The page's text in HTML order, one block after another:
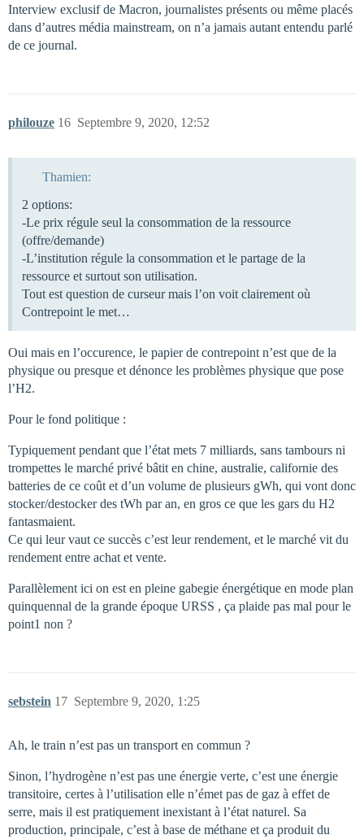
Interview exclusif de Macron, journalistes présents ou même placés
dans d’autres média mainstream, on n’a jamais autant entendu parlé
de ce journal.
philouze Septembre 9, 2020, 12:52
16
Thamien:
2 options:
-Le prix régule seul la consommation de la ressource
(offre/demande)
-L’institution régule la consommation et le partage de la
ressource et surtout son utilisation.
Tout est question de curseur mais l’on voit clairement où
Contrepoint le met…
Oui mais en l’occurence, le papier de contrepoint n’est que de la
physique ou presque et dénonce les problèmes physique que pose
l’H2.
Pour le fond politique :
Typiquement pendant que l’état mets 7 milliards, sans tambours ni
trompettes le marché privé bâtit en chine, australie, californie des
batteries de ce coût et d’un volume de plusieurs gWh, qui vont donc
stocker/destocker des tWh par an, en gros ce que les gars du H2
fantasmaient.
Ce qui leur vaut ce succès c’est leur rendement, et le marché vit du
rendement entre achat et vente.
Parallèlement ici on est en pleine gabegie énergétique en mode plan
quinquennal de la grande époque URSS , ça plaide pas mal pour le
point1 non ?
sebstein Septembre 9, 2020, 1:25
17
Ah, le train n’est pas un transport en commun ?
Sinon, l’hydrogène n’est pas une énergie verte, c’est une énergie
transitoire, certes à l’utilisation elle n’émet pas de gaz à effet de
serre, mais il est pratiquement inexistant à l’état naturel. Sa
production, principale, c’est à base de méthane et ça produit du